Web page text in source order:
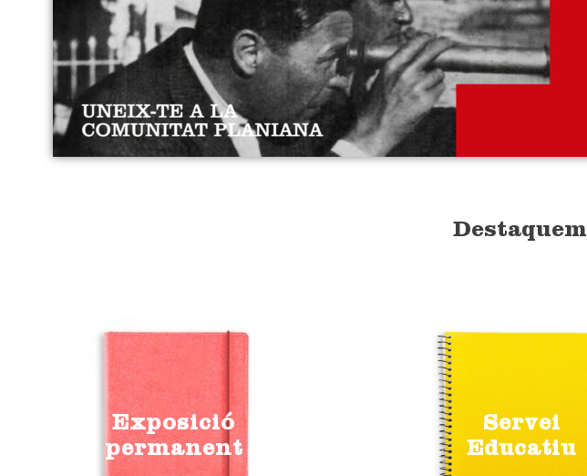
Destaquem
Exposició
permanent
Servei
Educatiu